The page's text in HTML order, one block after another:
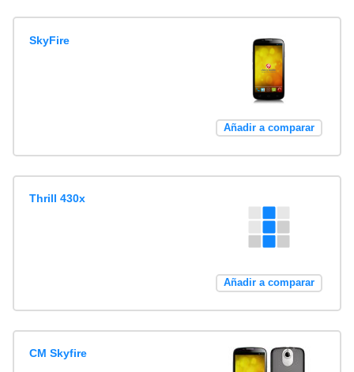
SkyFire
Añadir a comparar
Thrill 430x
Añadir a comparar
CM Skyfire